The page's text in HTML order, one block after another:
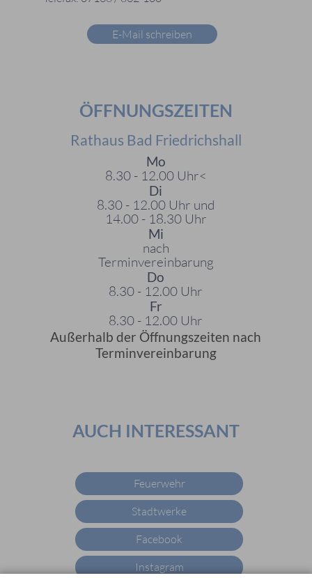
E-Mail schreiben
ÖFFNUNGSZEITEN
Rathaus Bad Friedrichshall
Mo
8.30 - 12.00 Uhr<
Di
8.30 - 12.00 Uhr und
14.00 - 18.30 Uhr
Mi
nach
Terminvereinbarung
Do
8.30 - 12.00 Uhr
Fr
8.30 - 12.00 Uhr
Außerhalb der Öffnungszeiten nach
Terminvereinbarung
AUCH INTERESSANT
Feuerwehr
Stadtwerke
Facebook
Instagram